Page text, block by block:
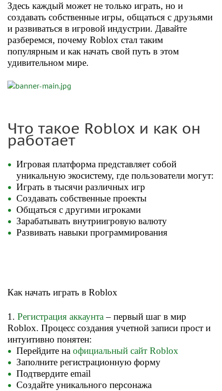
Здесь каждый может не только играть, но и
создавать собственные игры, общаться с друзьями
и развиваться в игровой индустрии. Давайте
разберемся, почему Roblox стал таким
популярным и как начать свой путь в этом
удивительном мире.
Что такое Roblox и как он
работает
Игровая платформа представляет собой
уникальную экосистему, где пользователи могут:
Играть в тысячи различных игр
Создавать собственные проекты
Общаться с другими игроками
Зарабатывать внутриигровую валюту
Развивать навыки программирования
Как начать играть в Roblox
1. Регистрация аккаунта– первый шаг в мир
Roblox. Процесс создания учетной записи прост и
интуитивно понятен:
Перейдите на официальный сайт Roblox
Заполните регистрационную форму
Подтвердите email
Создайте уникального персонажа